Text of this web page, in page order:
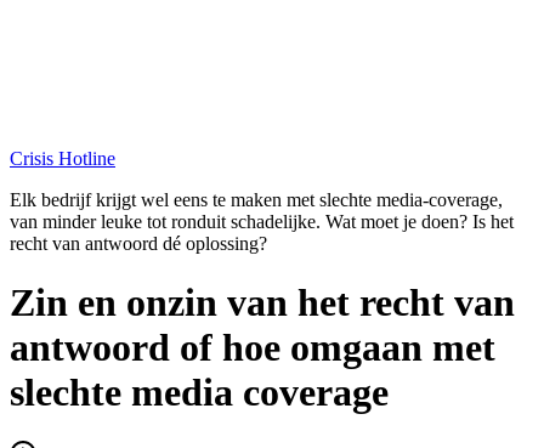
Crisis Hotline
Elk bedrijf krijgt wel eens te maken met slechte media-coverage,
van minder leuke tot ronduit schadelijke. Wat moet je doen? Is het
recht van antwoord dé oplossing?
Zin en onzin van het recht van
antwoord of hoe omgaan met
slechte media coverage